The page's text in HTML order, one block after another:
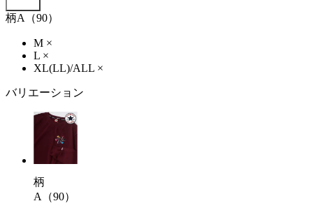
柄A（90）
M ×
L ×
XL(LL)/ALL ×
バリエーション
柄
A（90）